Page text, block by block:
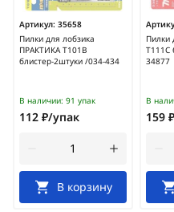
Артикул: 35658
Пилки для лобзика
ПРАКТИКА T101B
блистер-2штуки /034-434
В наличии: 91 упак
112 ₽/упак
В корзину
Пилки
T111C
34877
В
159